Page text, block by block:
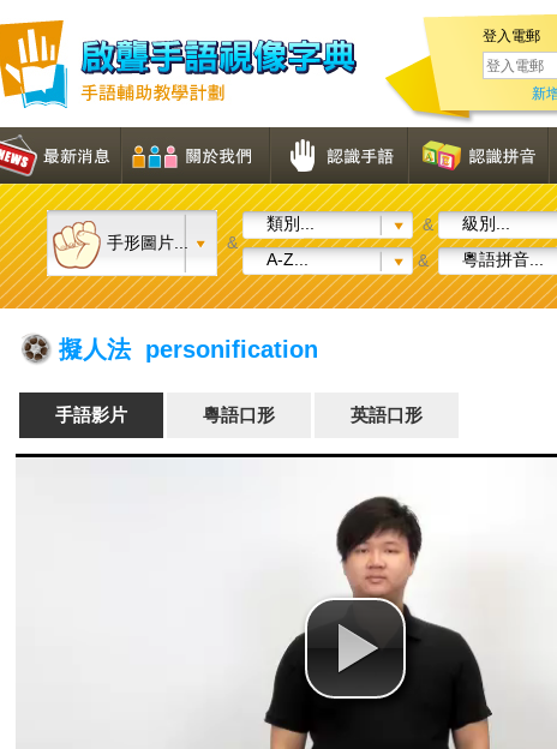
登入電郵
新
手形圖片... &
類別... & 級別...
A-Z...
& 粵語拼音...
擬人法 personification
手語影片 粵語口形 英語口形